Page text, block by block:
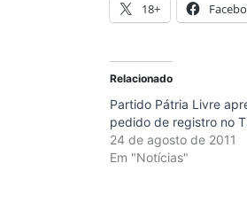
18+
Relacionado
Partido Pátria Livre
pedido de registro no
24 de agosto de 2011
Em "Notícias"